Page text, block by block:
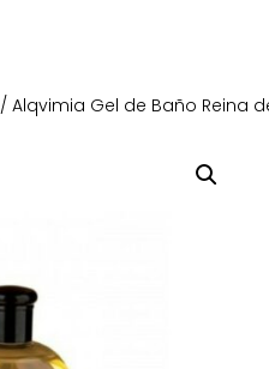
/ Alqvimia Gel de Baño Reina